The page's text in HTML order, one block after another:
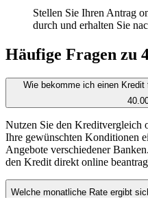
Stellen Sie Ihren Antrag
durch und erhalten Sie
Häufige Fragen zu
Wie bekomme ich einen Kredit
Nutzen Sie den Kreditvergleich
Ihre gewünschten Konditionen
Angebote verschiedener
den Kredit direkt online
Welche monatliche Rate ergibt